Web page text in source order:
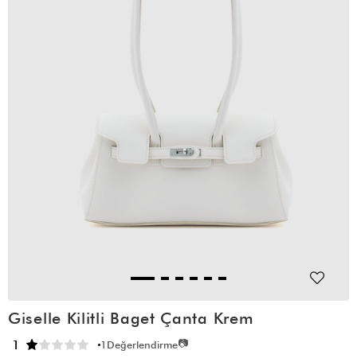
Giselle Kilitli Baget Çanta Krem
1 1 Değerlendirme📷